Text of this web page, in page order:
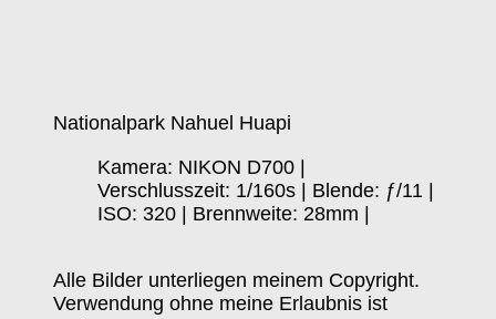
Nationalpark Nahuel Huapi
Kamera: NIKON D700 |
Verschlusszeit: 1/160s | Blende: ƒ/11 |
ISO: 320 | Brennweite: 28mm |
Alle Bilder unterliegen meinem Copyright.
Verwendung ohne meine Erlaubnis ist